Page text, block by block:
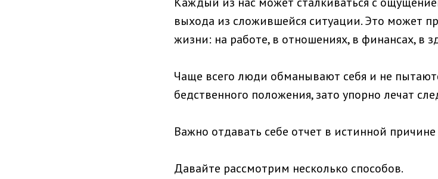
выхода из сложившейся ситуации. Это может
жизни: на работе, в отношениях, в финансах, в
Чаще всего люди обманывают себя и не
бедственного положения, зато упорно лечат
Важно отдавать себе отчет в истинной
Давайте рассмотрим несколько способов.